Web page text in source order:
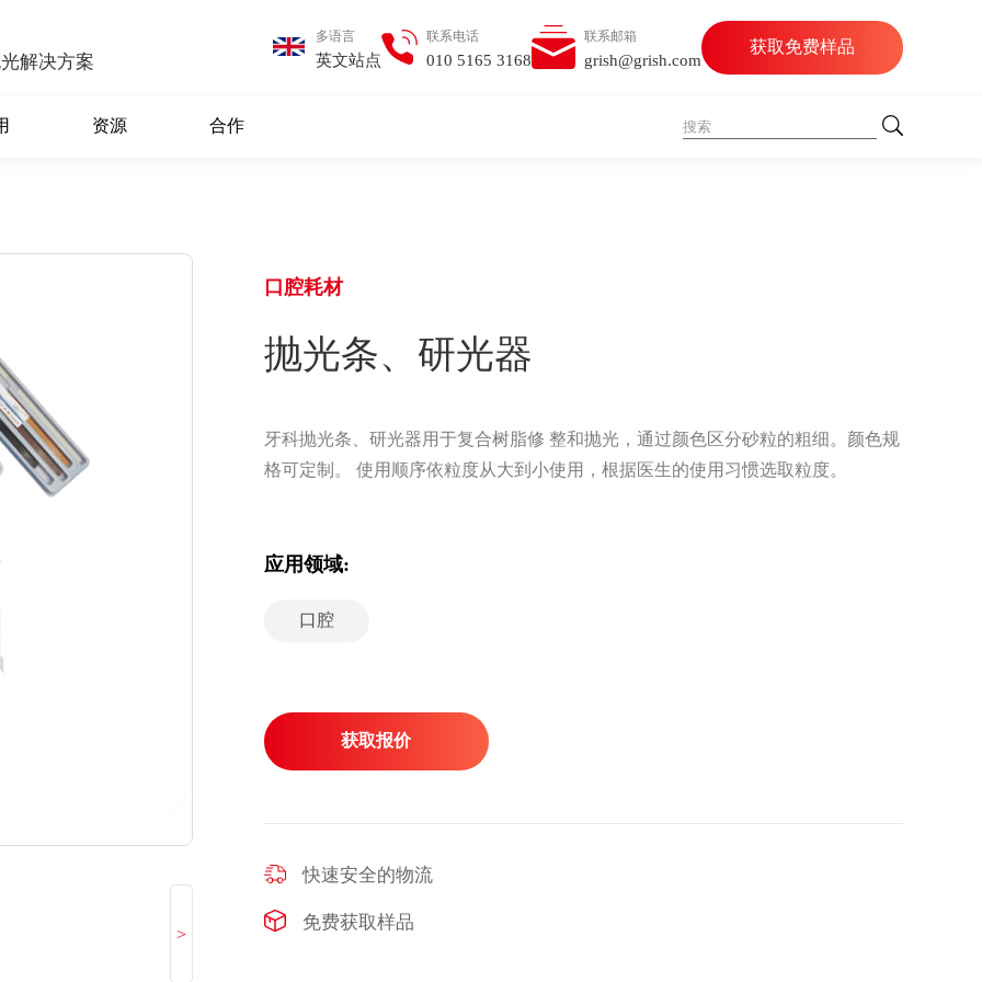
解决方案
多语言
英文站点
联系电话
010 5165 3168
联系邮箱
grish@grish.com
获取免费样品
资源 合作
>
口腔耗材
抛光条、研光器
牙科抛光条、研光器用于复合树脂修 整和抛光，通过颜色区分砂粒的粗细。颜色规
格可定制。 使用顺序依粒度从大到小使用，根据医生的使用习惯选取粒度。
应用领域:
口腔
获取报价
快速安全的物流
免费获取样品